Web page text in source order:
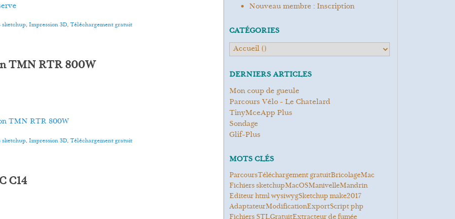
sketchup, Impression 3D, Téléchargement gratuit
TMN RTR 800W
TMN RTR 800W
sketchup, Impression 3D, Téléchargement gratuit
C14
Nouveau membre : Inscription
CATÉGORIES
DERNIERS ARTICLES
Mon coup de gueule
Parcours Vélo - Le Chatelard
TinyMceApp Plus
Sondage
Glif-Plus
MOTS CLÉS
Parcours Téléchargement gratuit Bricolage
Mac
fichiers sketchup
MacOS manivelle
mandrin
Editeur html wysiwyg Sketchup make2017
Adaptateur
modification Export Script php